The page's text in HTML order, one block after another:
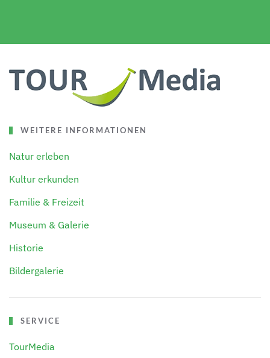
WEITERE INFORMATIONEN
Natur erleben
Kultur erkunden
Familie & Freizeit
Museum & Galerie
Historie
Bildergalerie
SERVICE
TourMedia